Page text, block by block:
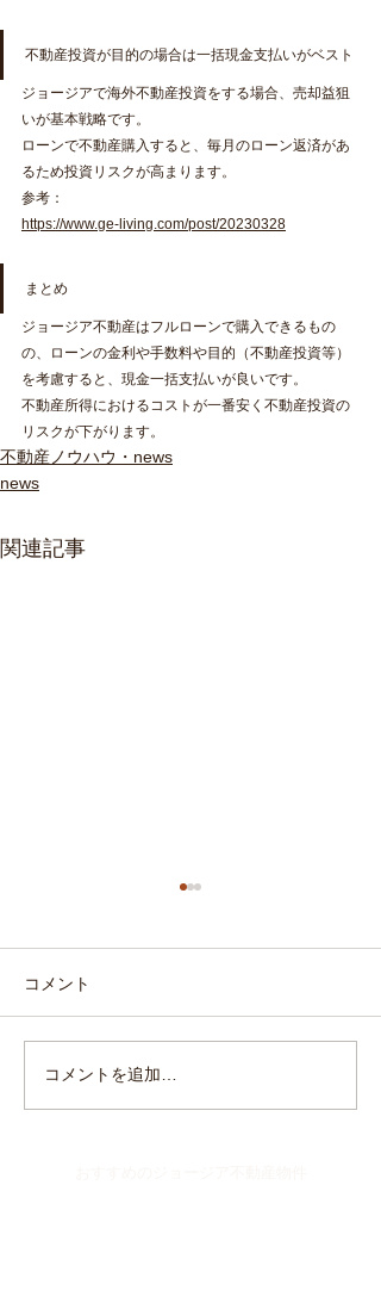
不動産投資が目的の場合は一括現金支払いがベスト
ジョージアで海外不動産投資をする場合、売却益狙
いが基本戦略です。
ローンで不動産購入すると、毎月のローン返済があ
るため投資リスクが高まります。
参考：
https://www.ge-living.com/post/20230328
まとめ
ジョージア不動産はフルローンで購入できるもの
の、ローンの金利や手数料や目的（不動産投資等）
を考慮すると、現金一括支払いが良いです。
不動産所得におけるコストが一番安く不動産投資の
リスクが下がります。
不動産ノウハウ・news
news
関連記事
ジョージア不動産の将来
性（2023年10月）
コメント
コメントを追加…